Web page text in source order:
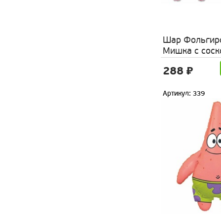
Шар
Мишка с
288 ₽
Артикул: 339